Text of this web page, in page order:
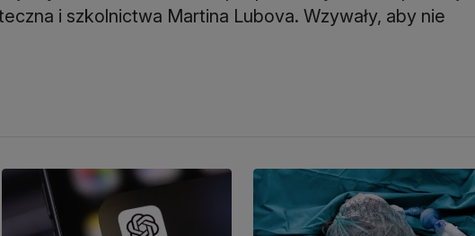
i szkolnictwa Martina Lubova. Wzywały, aby nie